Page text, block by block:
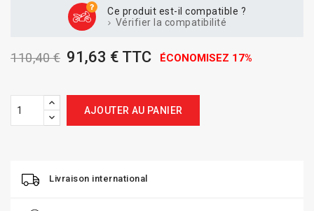
Ce produit est-il compatible ?
Vérifier la compatibilité
110,40 € 91,63 € TTC ÉCONOMISEZ 17%
AJOUTER AU PANIER
Livraison international